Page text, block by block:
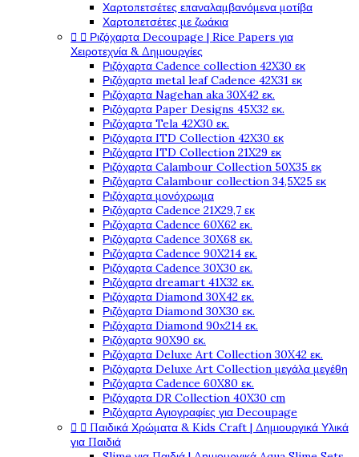
Χαρτοπετσέτες επαναλαμβανόμενα μοτίβα
Χαρτοπετσέτες με ζωάκια
  Ριζόχαρτα Decoupage | Rice Papers για
Χειροτεχνία & Δημιουργίες
Ριζόχαρτα Cadence collection 42X30 εκ
Ριζόχαρτα metal leaf Cadence 42X31 εκ
Ριζόχαρτα Nagehan aka 30X42 εκ.
Ριζόχαρτα Paper Designs 45X32 εκ.
Ριζόχαρτα Tela 42Χ30 εκ.
Ριζόχαρτα ITD Collection 42X30 εκ
Ριζόχαρτα ITD Collection 21X29 εκ
Ριζόχαρτα Calambour Collection 50X35 εκ
Ριζόχαρτα Calambour collection 34,5X25 εκ
Ριζόχαρτα μονόχρωμα
Ριζόχαρτα Cadence 21Χ29,7 εκ
Ριζόχαρτα Cadence 60X62 εκ.
Ριζόχαρτα Cadence 30X68 εκ.
Ριζόχαρτα Cadence 90X214 εκ.
Ριζόχαρτα Cadence 30X30 εκ.
Ριζόχαρτα dreamart 41X32 εκ.
Ριζόχαρτα Diamond 30X42 εκ.
Ριζόχαρτα Diamond 30X30 εκ.
Ριζόχαρτα Diamond 90x214 εκ.
Ριζόχαρτα 90X90 εκ.
Ριζόχαρτα Deluxe Art Collection 30X42 εκ.
Ριζόχαρτα Deluxe Art Collection μεγάλα μεγέθη
Ριζόχαρτα Cadence 60X80 εκ.
Ριζόχαρτα DR Collection 40X30 cm
Ριζόχαρτα Αγιογραφίες για Decoupage
  Παιδικά Χρώματα & Kids Craft | Δημιουργικά Υλικά
για Παιδιά